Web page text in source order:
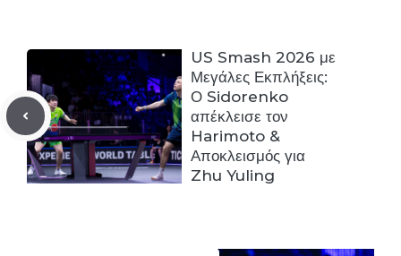
US Smash 2026 με
Μεγάλες Εκπλήξεις:
Ο Sidorenko
απέκλεισε τον
Harimoto &
Αποκλεισμός για
Zhu Yuling